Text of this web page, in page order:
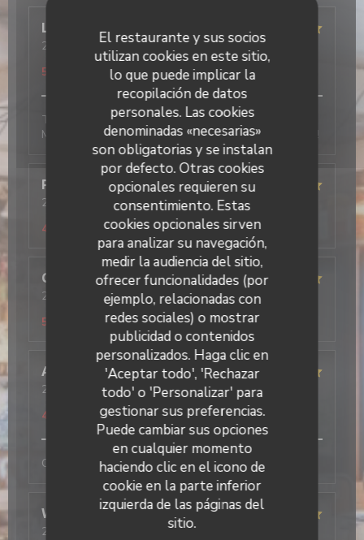
El restaurante y sus socios
utilizan cookies en este sitio,
lo que puede implicar la
recopilación de datos
personales. Las cookies
denominadas «necesarias»
son obligatorias y se instalan
por defecto. Otras cookies
opcionales requieren su
consentimiento. Estas
cookies opcionales sirven
para analizar su navegación,
medir la audiencia del sitio,
ofrecer funcionalidades (por
ejemplo, relacionadas con
redes sociales) o mostrar
publicidad o contenidos
personalizados. Haga clic en
'Aceptar todo', 'Rechazar
todo' o 'Personalizar' para
gestionar sus preferencias.
Puede cambiar sus opciones
en cualquier momento
haciendo clic en el icono de
cookie en la parte inferior
izquierda de las páginas del
sitio.
Luis
2026-01-10- 12:45 - Invitados 2
5/5 Ambiente:5/5 Menú :5/5 Calidad / Precio
5
Tout est très bon, l’accueil, les plats et le service.
Mention excellent pour le tiramisu pistache, un régal !
Pascal
2026-01-10
- 19:00 - Invitados 2
Ambiente /5 Menú /5
4
Cécilia
2026-01-10 - 12:30 - Invitados 3
Ambiente 5 /5 Menú Calidad / Precio
5
Alan
2026-01-09- 20:00 - Invitados 2
Ambiente Menú: Calidad / Precio
4
Comme tjs, convivial et excellent
Wolfgang F
2026-01-09
- 12:30 - Invitados 2
Il Caravaggio